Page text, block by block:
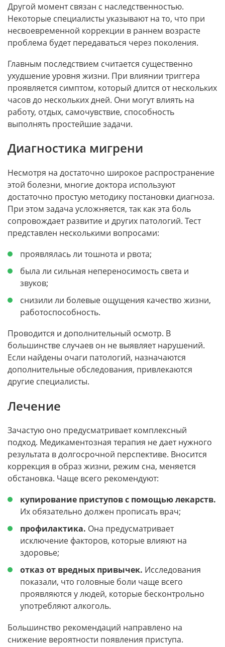
Другой момент связан с наследственностью.
Некоторые специалисты указывают на то, что при
несвоевременной коррекции в раннем возрасте
проблема будет передаваться через поколения.
Главным последствием считается существенно
ухудшение уровня жизни. При влиянии триггера
проявляется симптом, который длится от нескольких
часов до нескольких дней. Они могут влиять на
работу, отдых, самочувствие, способность
выполнять простейшие задачи.
Диагностика мигрени
Несмотря на достаточно широкое распространение
этой болезни, многие доктора используют
достаточно простую методику постановки диагноза.
При этом задача усложняется, так как эта боль
сопровождает развитие и других патологий. Тест
представлен несколькими вопросами:
проявлялась ли тошнота и рвота;
была ли сильная непереносимость света и
звуков;
снизили ли болевые ощущения качество жизни,
работоспособность.
Проводится и дополнительный осмотр. В
большинстве случаев он не выявляет нарушений.
Если найдены очаги патологий, назначаются
дополнительные обследования, привлекаются
другие специалисты.
Лечение
Зачастую оно предусматривает комплексный
подход. Медикаментозная терапия не дает нужного
результата в долгосрочной перспективе. Вносится
коррекция в образ жизни, режим сна, меняется
обстановка. Чаще всего рекомендуют:
купирование приступов с помощью лекарств.
Их обязательно должен прописать врач;
профилактика. Она предусматривает
исключение факторов, которые влияют на
здоровье;
отказ от вредных привычек. Исследования
показали, что головные боли чаще всего
проявляются у людей, которые бесконтрольно
употребляют алкоголь.
Большинство рекомендаций направлено на
снижение вероятности появления приступа.